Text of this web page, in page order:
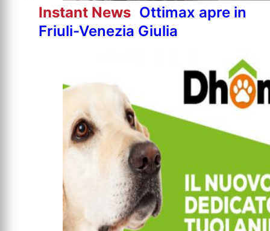
Instant News Ottimax apre in
Friuli-Venezia Giulia